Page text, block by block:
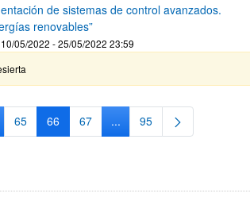
de sistemas de control avanzados.
renovables”
05/2022 - 25/05/2022 23:59
intermedias Use TAB para desplazarse.
Página
65 Página
66 Página
67 ...Páginas intermedias Use
Página
95